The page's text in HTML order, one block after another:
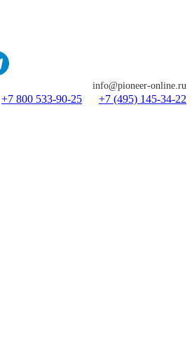
info@pioneer-online.ru
+7 800 533-90-25
+7 (495) 145-34-22